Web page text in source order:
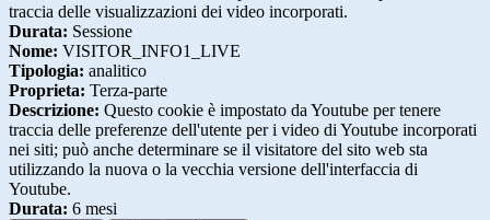
traccia delle visualizzazioni dei video incorporati.
Durata: Sessione
Nome: VISITOR_INFO1_LIVE
Tipologia: analitico
Proprieta: Terza-parte
Descrizione: Questo cookie è impostato da Youtube per tenere
traccia delle preferenze dell'utente per i video di Youtube incorporati
nei siti; può anche determinare se il visitatore del sito web sta
utilizzando la nuova o la vecchia versione dell'interfaccia di
Youtube.
Durata: 6 mesi